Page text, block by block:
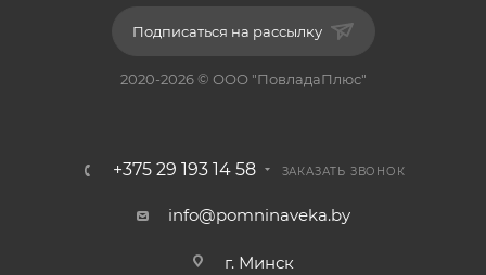
Подписаться на рассылку
2020-2026 © ООО "ПовладаПлюс"
+375 29 193 14 58 ЗАКАЗАТЬ ЗВОНОК
info@pomninaveka.by
г. Минск